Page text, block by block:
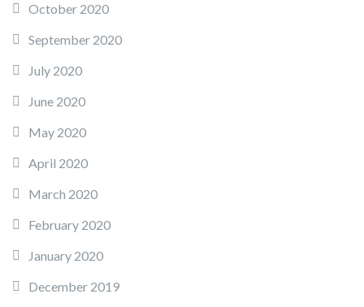
October 2020
September 2020
July 2020
June 2020
May 2020
April 2020
March 2020
February 2020
January 2020
December 2019